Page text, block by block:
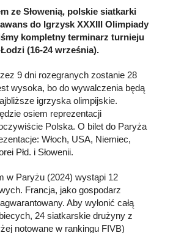
ze Słowenią, polskie siatkarki
do Igrzysk XXXIII Olimpiady
kompletny terminarz turnieju
(16-24 września).
9 dni rozegranych zostanie 28
wysoka, bo do wywalczenia będą
igrzyska olimpijskie.
osiem reprezentacji
Polska. O bilet do Paryża
Włoch, USA, Niemiec,
Płd. i Słowenii.
w Paryżu (2024) wystąpi 12
Francja, jako gospodarz
Aby wyłonić całą
24 siatkarskie drużyny z
notowane w rankingu FIVB)